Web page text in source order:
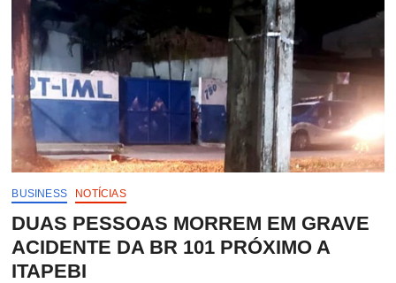
BUSINESS NOTÍCIAS
DUAS PESSOAS MORREM EM GRAVE
ACIDENTE DA BR 101 PRÓXIMO A
ITAPEBI